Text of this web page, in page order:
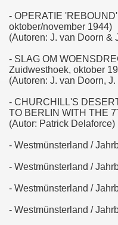
- OPERATIE
oktober/november 1944)
(Autoren: J. van Doorn &
- SLAG OM
Zuidwesthoek, oktober
(Autoren: J. van Doorn,
- CHURCHILL'S
TO BERLIN WITH THE
(Autor: Patrick Delaforce)
- Westmünsterland /
- Westmünsterland /
- Westmünsterland /
- Westmünsterland /